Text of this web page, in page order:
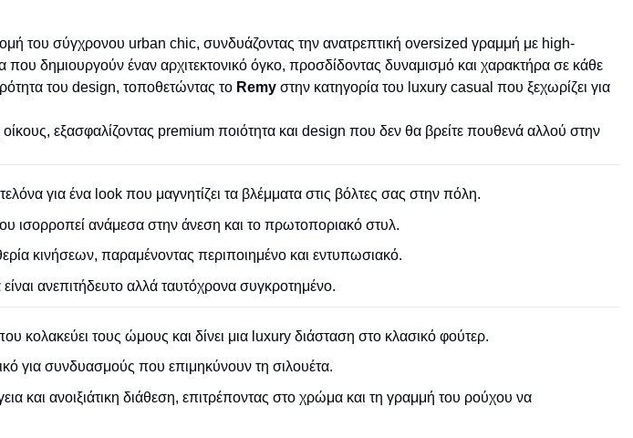
του σύγχρονου urban chic, συνδυάζοντας την ανατρεπτική oversized γραμμή με high-
δημιουργούν έναν αρχιτεκτονικό όγκο, προσδίδοντας δυναμισμό και χαρακτήρα σε κάθε
του design, τοποθετώντας το Remy στην κατηγορία του luxury casual που ξεχωρίζει για
εξασφαλίζοντας premium ποιότητα και design που δεν θα βρείτε πουθενά αλλού στην
για ένα look που μαγνητίζει τα βλέμματα στις βόλτες σας στην πόλη.
ισορροπεί ανάμεσα στην άνεση και το πρωτοποριακό στυλ.
κινήσεων, παραμένοντας περιποιημένο και εντυπωσιακό.
ανεπιτήδευτο αλλά ταυτόχρονα συγκροτημένο.
κολακεύει τους ώμους και δίνει μια luxury διάσταση στο κλασικό φούτερ.
για συνδυασμούς που επιμηκύνουν τη σιλουέτα.
και ανοιξιάτικη διάθεση, επιτρέποντας στο χρώμα και τη γραμμή του ρούχου να